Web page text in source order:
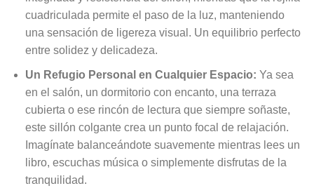
cuadriculada permite el paso de la luz, manteniendo
una sensación de ligereza visual. Un equilibrio perfecto
entre solidez y delicadeza.
Un Refugio Personal en Cualquier Espacio: Ya sea
en el salón, un dormitorio con encanto, una terraza
cubierta o ese rincón de lectura que siempre soñaste,
este sillón colgante crea un punto focal de relajación.
Imagínate balanceándote suavemente mientras lees un
libro, escuchas música o simplemente disfrutas de la
tranquilidad.